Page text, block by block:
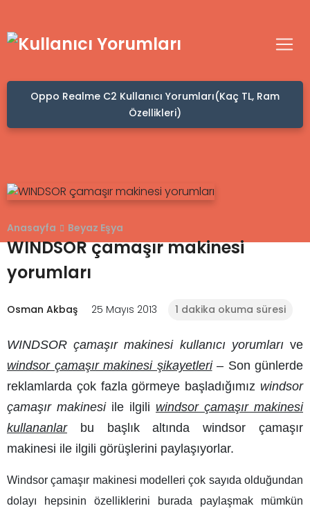
Oppo Realme C2 Kullanıcı Yorumları(Kaç TL, Ram
Özellikleri)
Anasayfa Beyaz Eşya
WINDSOR çamaşır makinesi
yorumları
Osman Akbaş 25 Mayıs 2013 1 dakika okuma süresi
WINDSOR çamaşır makinesi kullanıcı yorumlarıve
windsor çamaşır makinesi şikayetleri– Son günlerde
reklamlarda çok fazla görmeye başladığımız windsor
çamaşır makinesiile ilgili windsor çamaşır makinesi
kullananlarbu başlık altında windsor çamaşır
makinesi ile ilgili görüşlerini paylaşıyorlar.
Windsor çamaşır makinesi modelleri çok sayıda olduğundan
dolayı hepsinin özelliklerini burada paylaşmak mümkün